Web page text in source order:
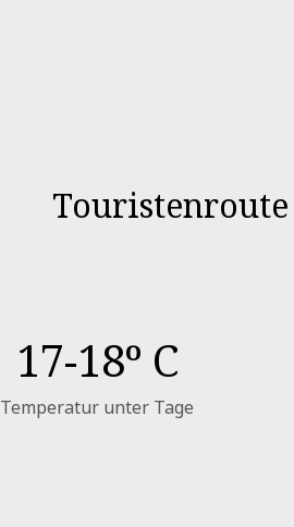
17-18º C
Temperatur unter Tage